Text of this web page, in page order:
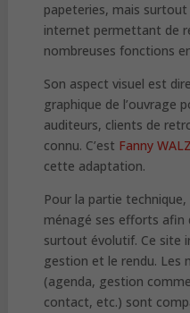
papeteries, mais
internet permettant de
nombreuses fonctions
Son aspect visuel est
graphique de l’ouvrage
auditeurs, clients de
connu. C’est Fanny WALZ
cette adaptation.
Pour la partie technique,
ménagé ses efforts afin
surtout évolutif. Ce site
gestion et le rendu. Les
(agenda, gestion
contact, etc.) sont